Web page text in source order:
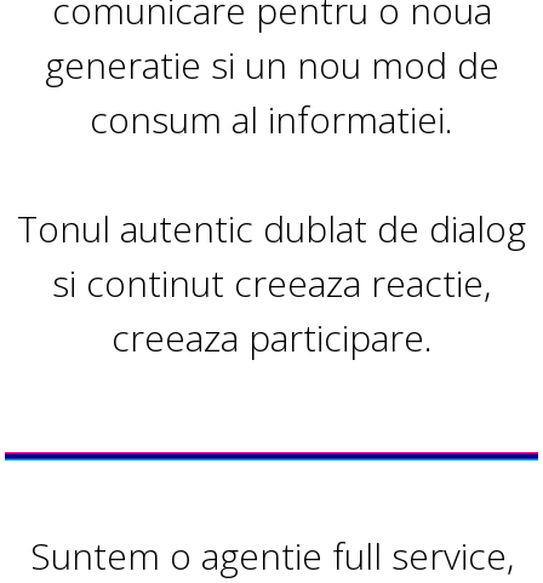
generatie si un nou mod de
consum al informatiei.
Tonul autentic dublat de dialog
si continut creeaza reactie,
creeaza participare.
Suntem o agentie full service,